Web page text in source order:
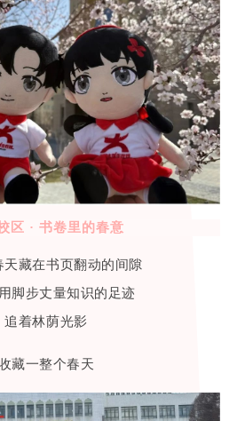
区 · 书卷里的春意
天藏在书页翻动的间隙
脚步丈量知识的足迹
追着林荫光影
藏一整个春天